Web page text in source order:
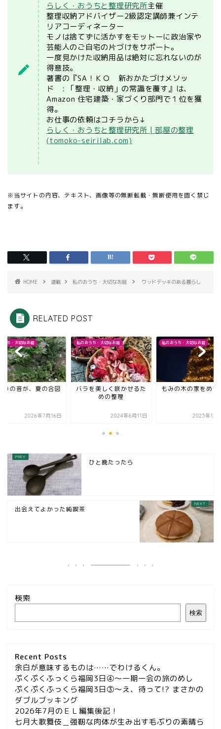
らしく・おうちと整理研究所主催
整理収納アドバイザー2級認定講師兼インテ
リアコーディネーター
モノは捨てずに活かすをモットーに政治家や
芸能人のご自宅の片づけをサポート。
一度見かけた収納用品は絶対に忘れないのが
得意技。
著書の『SA！ＫＯ 新おかたづけメソッ
ド : 「整理・収納」の常識を覆す』は、
Amazon 住宅建築・家づくり部門で１位を獲
得。
お仕事の依頼はコチラから↓
らしく・おうちと整理研究所 | 部屋の整理
(tomoko-seirilab.com)
※当サイトの内容、テキスト、画像等の無断転載・無断使用を固く禁じ
ます。
HOME 連載 私のおうち・大切なお庭 ウッドデッキのある暮らし
RELATED POST
うち・大切なお庭
りの音が、夏の合図
2026年7月16日
私のおうち・大切なお庭
バラを美しく咲かせるた
めの整理
2024年6月11日
私のおうち・大切なお庭
もみの木の家をめざ
2025年12
ひと晩たったら
出会えてよかった純喫茶
検索
検索
Recent Posts
余白が意味するものは……でわけるくん。
ぷくぷくふっくら福岡3日④～一期一会の旅のめし
ぷくぷくふっくら福岡3日③～え、待って!? まさかの
ダブルブッキング
2026年7月のＥＬ編集後記！
七月大歌舞伎＿強靭な肉体が生み出す毛ぶりの素晴ら